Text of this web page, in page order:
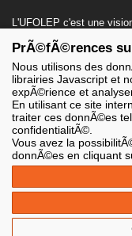
L'UFOLEP c'est une
handicap, le sport-
solidarité, le fair-play, la
LES SITES DE
> Grand
> Extranet
> Ufoweb
> Communication
> Inscriptions
> Secourisme
PrÃ©fÃ©rences
Nous utilisons des
librairies Javascript et
expÃ©rience et
En utilisant ce site
traiter ces donnÃ©es
confidentialitÃ©.
Vous avez la
donnÃ©es en cliquant